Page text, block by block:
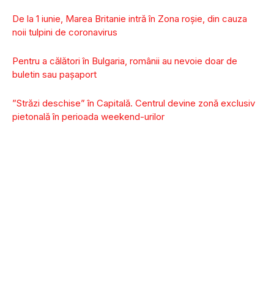
De la 1 iunie, Marea Britanie intră în Zona roșie, din cauza
noii tulpini de coronavirus
Pentru a călători în Bulgaria, românii au nevoie doar de
buletin sau pașaport
”Străzi deschise” în Capitală. Centrul devine zonă exclusiv
pietonală în perioada weekend-urilor